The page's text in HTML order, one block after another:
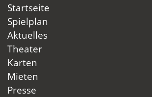
Startseite
Spielplan
Aktuelles
Theater
Karten
Mieten
Presse